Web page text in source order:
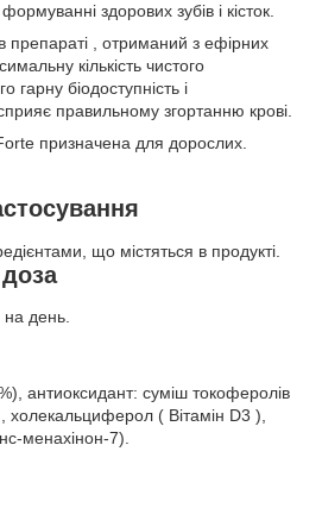
здорових зубів і кісток.
препараті , отриманий з ефірних
кількість чистого
біодоступність і
правильному згортанню крові.
призначена для дорослих.
що містяться в продукті.
на день.
антиоксидант: суміш токоферолів
холекальциферол ( Вітамін D3 ),
менахінон-7).